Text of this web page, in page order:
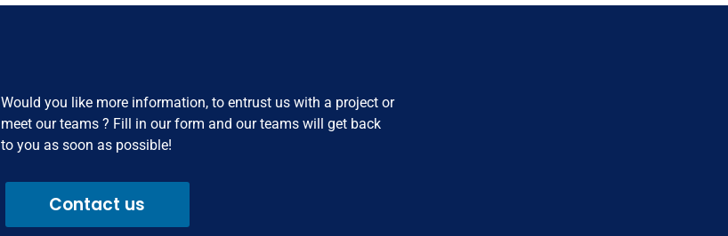
Would you like more information, to entrust us with a project or
meet our teams ? Fill in our form and our teams will get back
to you as soon as possible!
Contact us